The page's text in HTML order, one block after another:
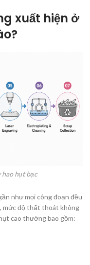
xuất hiện ở
hao hụt bạc
như mọi công đoạn đều
mức độ thất thoát không
cao thường bao gồm: